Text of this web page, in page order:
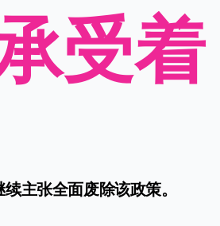
受着
主张全面废除该政策。